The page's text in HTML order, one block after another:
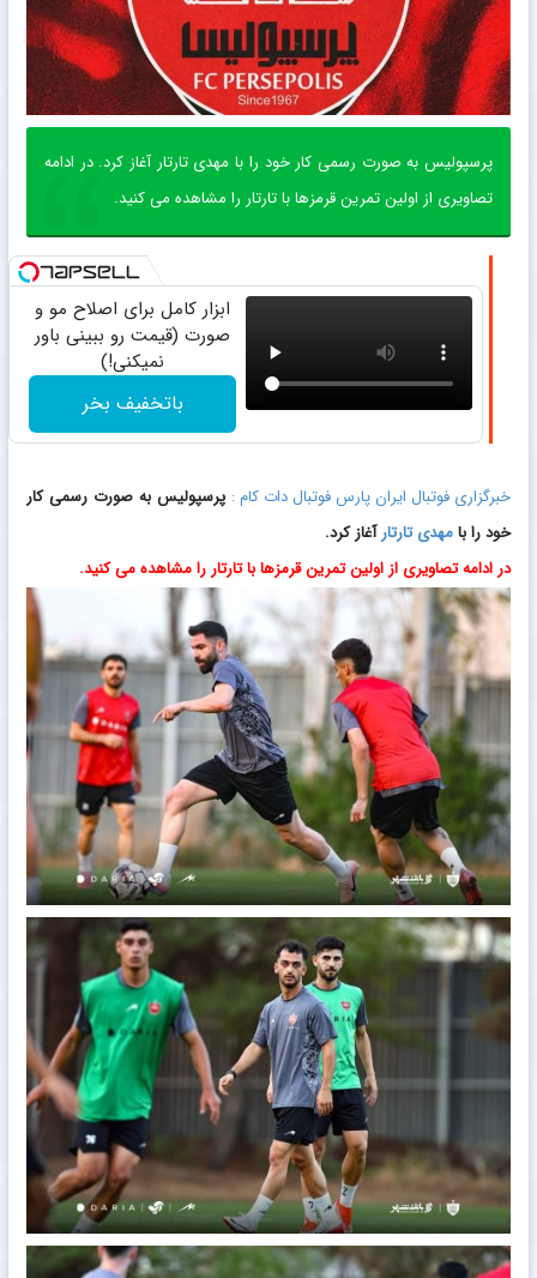
پرسپولیس به صورت رسمی کار خود را با مهدی تارتار آغاز کرد. در ادامه
تصاویری از اولین تمرین قرمزها با تارتار را مشاهده می کنید.
ابزار کامل برای اصلاح مو و
صورت (قیمت رو ببینی باور
نمیکنی!)
باتخفیف بخر
خبرگزاری فوتبال ایران پارس فوتبال دات کام : پرسپولیس به صورت رسمی کار
خود را بامهدی تارتارآغاز کرد.
در ادامه تصاویری از اولین تمرین قرمزها با تارتار را مشاهده می کنید.